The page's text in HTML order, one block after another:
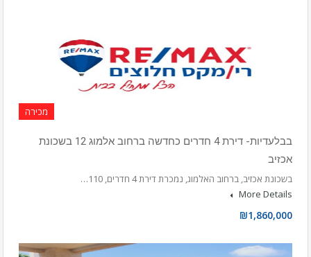
מכירה
בבלעדיות- דירת 4 חדרים כחדשה ברחוב אלמוג 12 בשכונת
אכזיב
בשכונת אכזיב, ברחוב האלמוג, נמכרת דירת 4 חדרים, 110…
More Details
₪1,860,000